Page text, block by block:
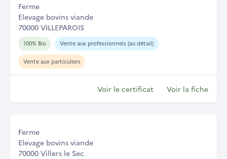
Ferme
Elevage bovins viande
70000 VILLEPAROIS
100% Bio Vente aux professionnels (au détail)
Vente aux particuliers
Voir le certificat Voir la fiche
Ferme
Elevage bovins viande
70000 Villers le Sec